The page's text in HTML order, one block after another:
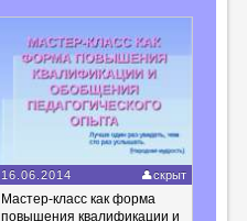
16.06.2014 скрыт
Мастер-класс как форма
повышения квалификации и